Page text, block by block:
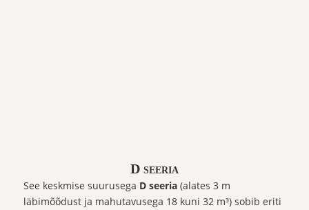
D seeria
See keskmise suurusega D seeria(alates 3 m
läbimõõdust ja mahutavusega 18 kuni 32 m³) sobib eriti